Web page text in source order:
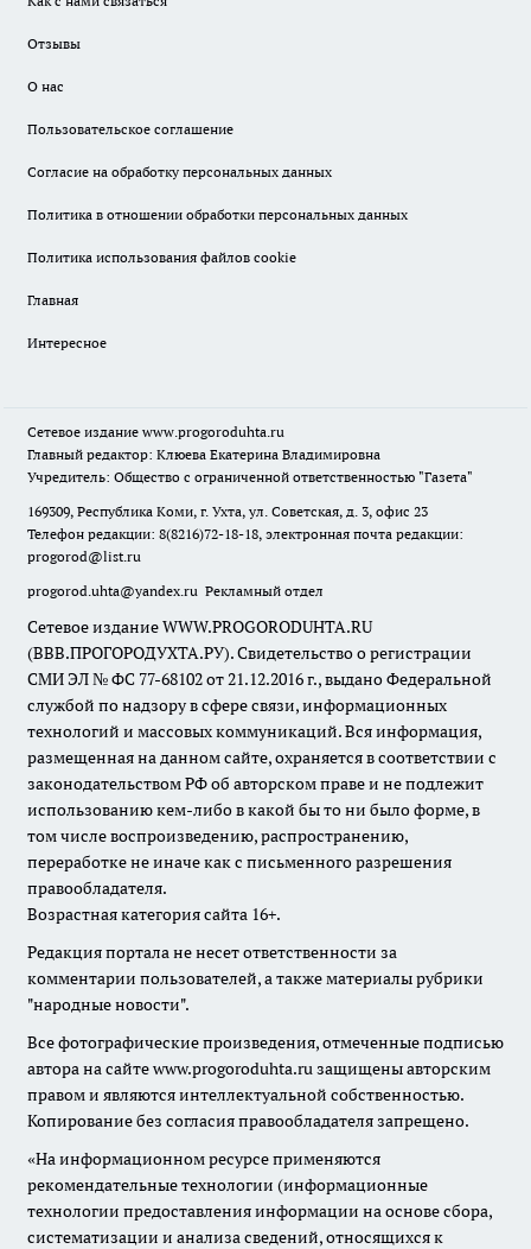
Отзывы
О нас
Пользовательское соглашение
Согласие на обработку персональных данных
Политика в отношении обработки персональных данных
Политика использования файлов cookie
Главная
Интересное
Сетевое издание www.progoroduhta.ru
Главный редактор: Клюева Екатерина Владимировна
Учредитель: Общество с ограниченной ответственностью "Газета"
169309, Республика Коми, г. Ухта, ул. Советская, д. 3, офис 23
Телефон редакции: 8(8216)72-18-18, электронная почта редакции:
progorod@list.ru
progorod.uhta@yandex.ru Рекламный отдел
Сетевое издание WWW.PROGORODUHTA.RU
(ВВВ.ПРОГОРОДУХТА.РУ). Свидетельство о регистрации
СМИ ЭЛ № ФС 77-68102 от 21.12.2016 г., выдано Федеральной
службой по надзору в сфере связи, информационных
технологий и массовых коммуникаций. Вся информация,
размещенная на данном сайте, охраняется в соответствии с
законодательством РФ об авторском праве и не подлежит
использованию кем-либо в какой бы то ни было форме, в
том числе воспроизведению, распространению,
переработке не иначе как с письменного разрешения
правообладателя.
Возрастная категория сайта 16+.
Редакция портала не несет ответственности за
комментарии пользователей, а также материалы рубрики
"народные новости".
Все фотографические произведения, отмеченные подписью
автора на сайте www.progoroduhta.ru защищены авторским
правом и являются интеллектуальной собственностью.
Копирование без согласия правообладателя запрещено.
«На информационном ресурсе применяются
рекомендательные технологии (информационные
технологии предоставления информации на основе сбора,
систематизации и анализа сведений, относящихся к